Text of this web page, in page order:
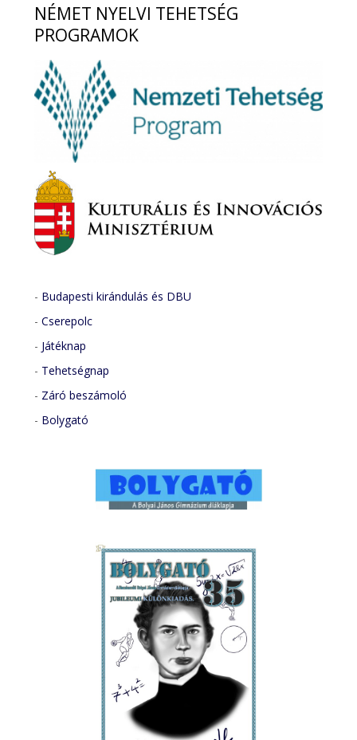
NÉMET NYELVI TEHETSÉG
PROGRAMOK
- Budapesti kirándulás és DBU
-Cserepolc
- Játéknap
- Tehetségnap
- Záró beszámoló
- Bolygató